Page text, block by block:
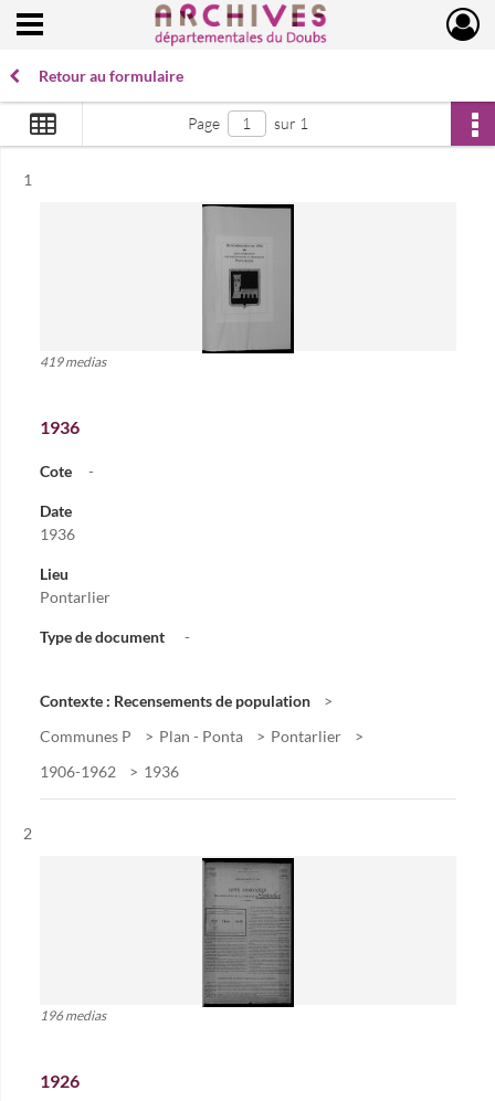
Archives départementales du Doubs
Ouvrir le menu déroulant
Retour au formulaire
Page sur 1
Résultat n°
1
419 medias
1936
Cote -
Date
1936
Lieu
Pontarlier
Type de document -
Contexte : Recensements de population
Communes P
Plan - Ponta
Pontarlier
1906-1962
1936
Résultat n°
2
196 medias
1926